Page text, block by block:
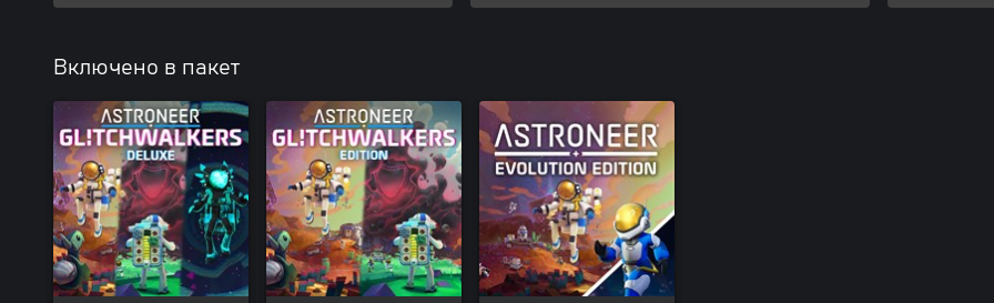
Включено в пакет